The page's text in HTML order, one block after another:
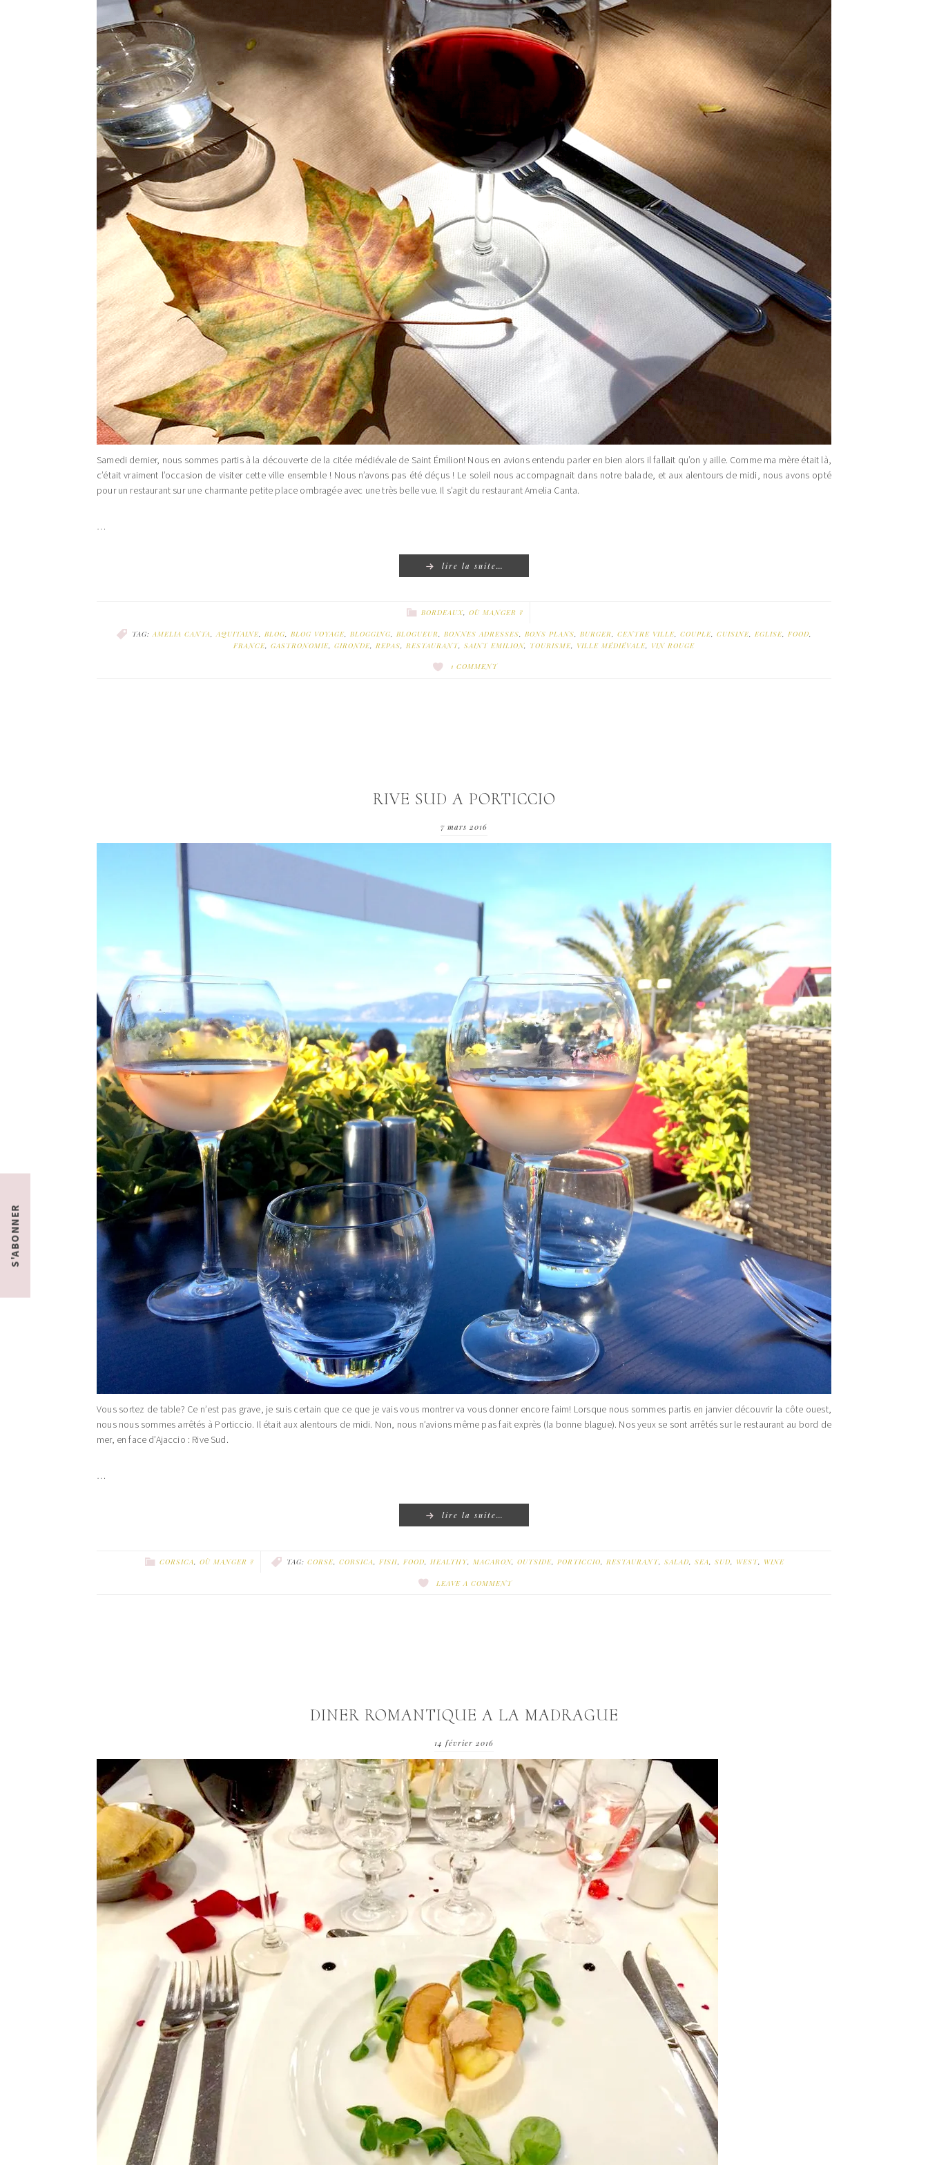
Samedi dernier, nous sommes partis à la découverte de la citée médiévale de Saint Émilion! Nous en avions entendu parler en bien alors il fallait qu’on y aille. Comme ma mère était là,
c’était vraiment l’occasion de visiter cette ville ensemble ! Nous n’avons pas été déçus ! Le soleil nous accompagnait dans notre balade, et aux alentours de midi, nous avons opté
pour un restaurant sur une charmante petite place ombragée avec une très belle vue. Il s’agit du restaurant Amelia Canta.
…
lire la suite…
BORDEAUX, OÙ MANGER ?
TAG:AMELIA CANTA,AQUITAINE, BLOG, BLOG VOYAGE, BLOGGING, BLOGUEUR, BONNES ADRESSES, BONS PLANS, BURGER, CENTRE VILLE, COUPLE, CUISINE, EGLISE, FOOD,
FRANCE, GASTRONOMIE, GIRONDE, REPAS, RESTAURANT, SAINT EMILION, TOURISME, VILLE MÉDIÉVALE, VIN ROUGE
1 COMMENT
RIVE SUD A PORTICCIO
7 mars 2016
Vous sortez de table? Ce n’est pas grave, je suis certain que ce que je vais vous montrer va vous donner encore faim! Lorsque nous sommes partis en janvier découvrir la côte ouest,
nous nous sommes arrêtés à Porticcio. Il était aux alentours de midi. Non, nous n’avions même pas fait exprès (la bonne blague). Nos yeux se sont arrêtés sur le restaurant au bord de
mer, en face d’Ajaccio : Rive Sud.
…
lire la suite…
CORSICA, OÙ MANGER ? TAG: CORSE, CORSICA, FISH, FOOD, HEALTHY, MACARON, OUTSIDE, PORTICCIO, RESTAURANT, SALAD, SEA, SUD, WEST, WINE
LEAVE A COMMENT
DINER ROMANTIQUE A LA MADRAGUE
14 février 2016
S'ABONNER